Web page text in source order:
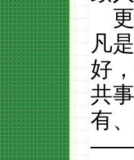
凡
好
共
有
——